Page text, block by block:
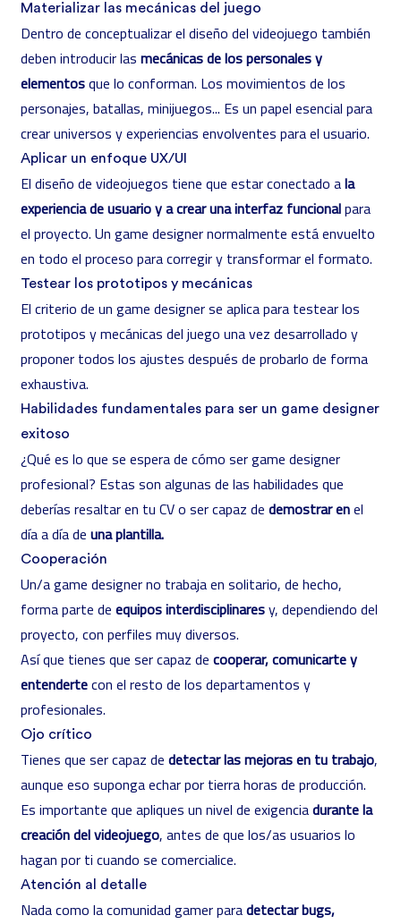
Materializar las mecánicas del juego
Dentro de conceptualizar el diseño del videojuego también
deben introducir las mecánicas de los personales y
elementosque lo conforman. Los movimientos de los
personajes, batallas, minijuegos... Es un papel esencial para
crear universos y experiencias envolventes para el usuario.
Aplicar un enfoque UX/UI
El diseño de videojuegos tiene que estar conectado ala
experiencia de usuario y a crear una interfaz funcionalpara
el proyecto. Un game designer normalmente está envuelto
en todo el proceso para corregir y transformar el formato.
Testear los prototipos y mecánicas
El criterio de un game designer se aplica para testear los
prototipos y mecánicas del juego una vez desarrollado y
proponer todos los ajustes después de probarlo de forma
exhaustiva.
Habilidades fundamentales para ser un game designer
exitoso
¿Qué es lo que se espera de cómo ser game designer
profesional? Estas son algunas de las habilidades que
deberías resaltar en tu CV o ser capaz de demostrarenel
día a día de una plantilla.
Cooperación
Un/a game designer no trabaja en solitario, de hecho,
forma parte de equipos interdisciplinaresy, dependiendo del
proyecto, con perfiles muy diversos.
Así que tienes que ser capaz de cooperar, comunicarte y
entendertecon el resto de los departamentos y
profesionales.
Ojo crítico
Tienes que ser capaz de detectar las mejoras en tu trabajo,
aunque eso suponga echar por tierra horas de producción.
Es importante que apliques un nivel de exigenciadurante la
creación del videojuego, antes de que los/as usuarios lo
hagan por ti cuando se comercialice.
Atención al detalle
Nada como la comunidad gamer paradetectar bugs,